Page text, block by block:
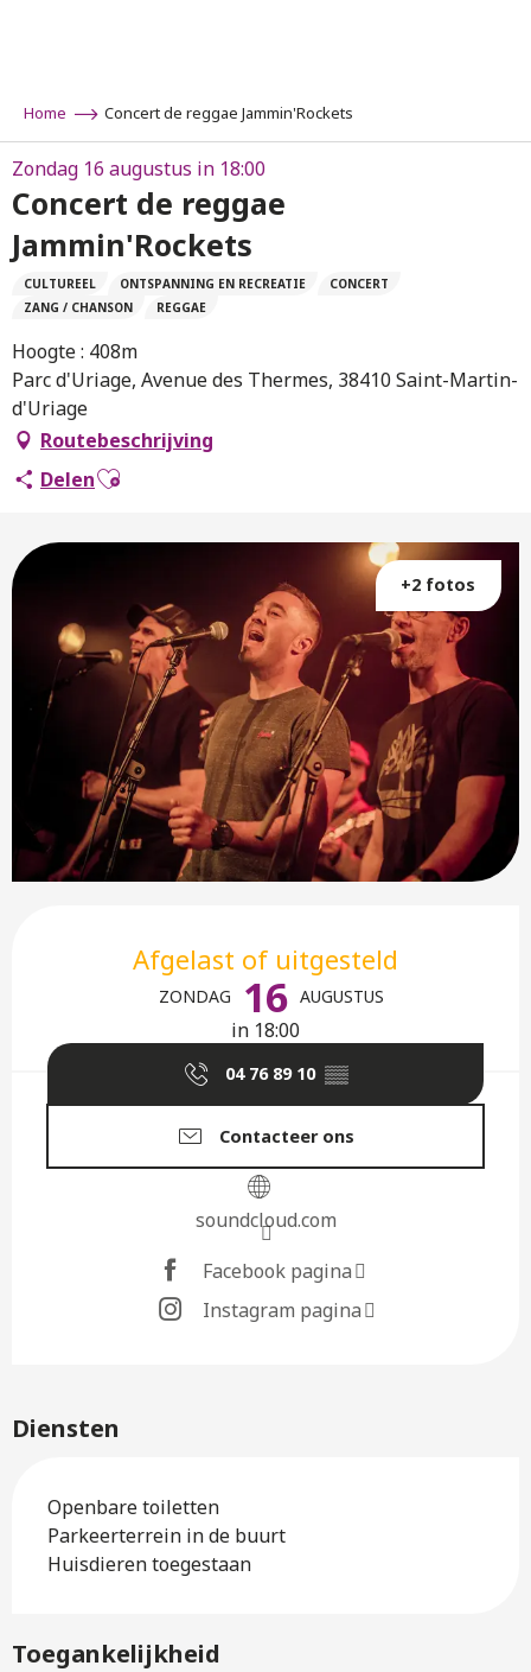
Home Concert de reggae Jammin'Rockets
Zondag 16 augustus in 18:00
Concert de reggae
Jammin'Rockets
CULTUREEL ONTSPANNING EN RECREATIE
CONCERT
ZANG / CHANSON
REGGAE
Hoogte : 408m
Parc d'Uriage, Avenue des Thermes, 38410 Saint-Martin-
d'Uriage
Routebeschrijving
DelenAjouter aux favoris
+2 fotos
Afgelast of uitgesteld
ZONDAG 16 AUGUSTUS
in 18:00
04 76 89 10 ▒▒
Contacteer ons
soundcloud.com
Facebook pagina
Instagram pagina
Diensten
Openbare toiletten
Parkeerterrein in de buurt
Huisdieren toegestaan
Toegankelijkheid